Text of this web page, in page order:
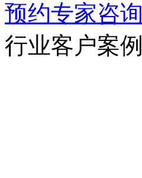
预约专家咨询
行业客户案例